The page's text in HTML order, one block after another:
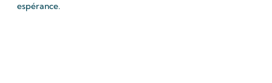
espérance.